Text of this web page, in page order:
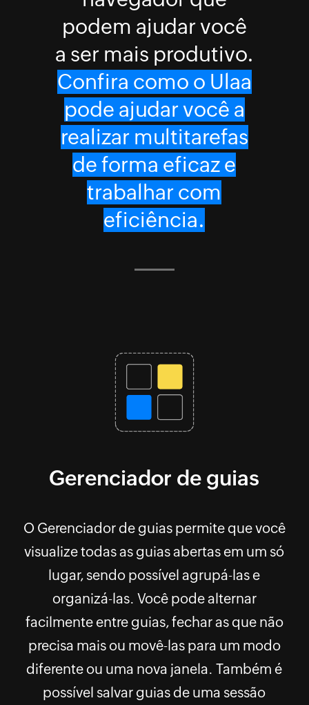
podem ajudar você
a ser mais produtivo.
Confira como o Ulaa
pode ajudar você a
realizar multitarefas
de forma eficaz e
trabalhar com
eficiência.
Gerenciador de guias
O Gerenciador de guias permite que você
visualize todas as guias abertas em um só
lugar, sendo possível agrupá-las e
organizá-las. Você pode alternar
facilmente entre guias, fechar as que não
precisa mais ou movê-las para um modo
diferente ou uma nova janela. Também é
possível salvar guias de uma sessão